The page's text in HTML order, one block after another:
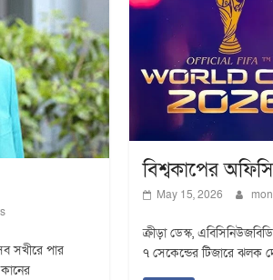
সখীরে পার
বিশ্বকাপের
May 15, 2026
ক্রীড়া ডেস্ক,
৭ সেকেন্ডের টিজারে ঝলক